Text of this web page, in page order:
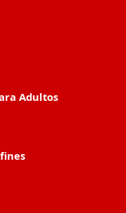
Adultos